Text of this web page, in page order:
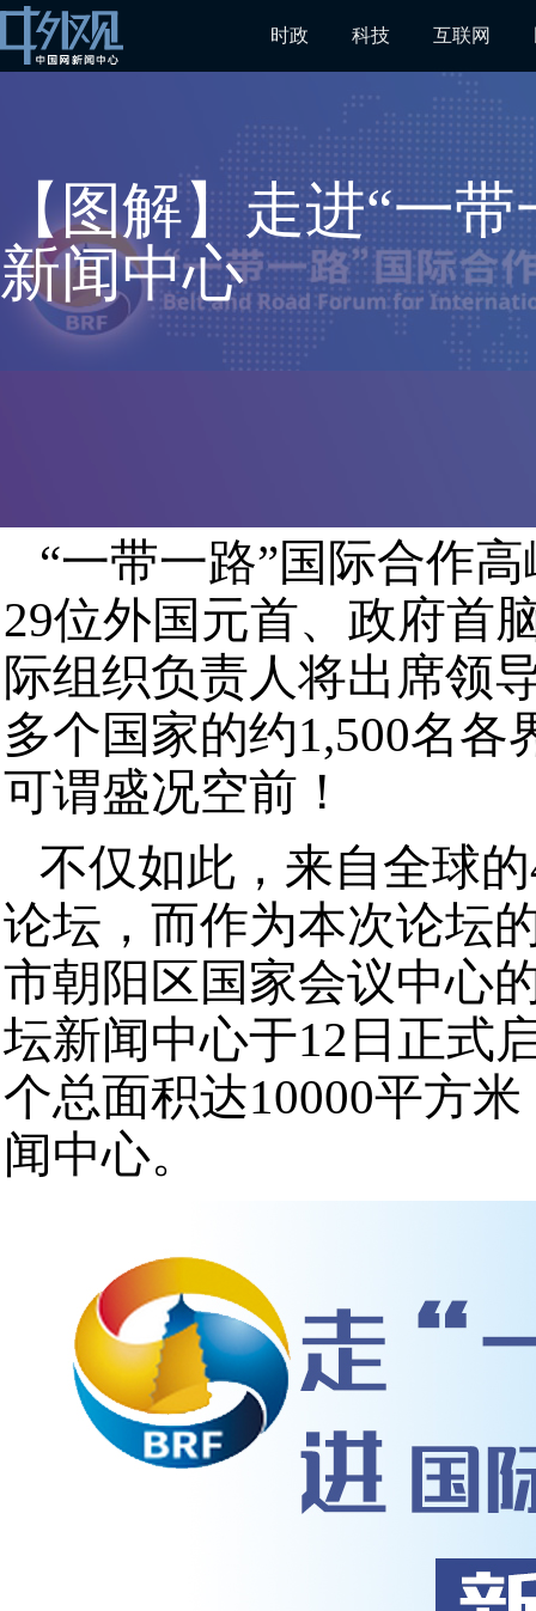
时政 科技 互联网
【图解】走进“一
新闻中心
“一带一路”国际合作
29位外国元首、政府首
际组织负责人将出席领
多个国家的约1,500名
可谓盛况空前！
不仅如此，来自全球
论坛，而作为本次论坛
市朝阳区国家会议中心
坛新闻中心于12日正式
个总面积达10000平方
闻中心。